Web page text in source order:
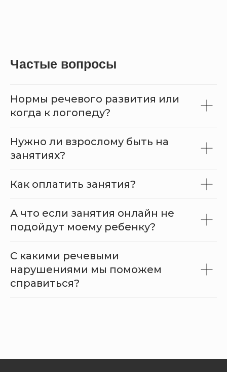
Частые вопросы
Нормы речевого развития или
когда к логопеду?
Нужно ли взрослому быть на
занятиях?
Как оплатить занятия?
А что если занятия онлайн не
подойдут моему ребенку?
С какими речевыми
нарушениями мы поможем
справиться?